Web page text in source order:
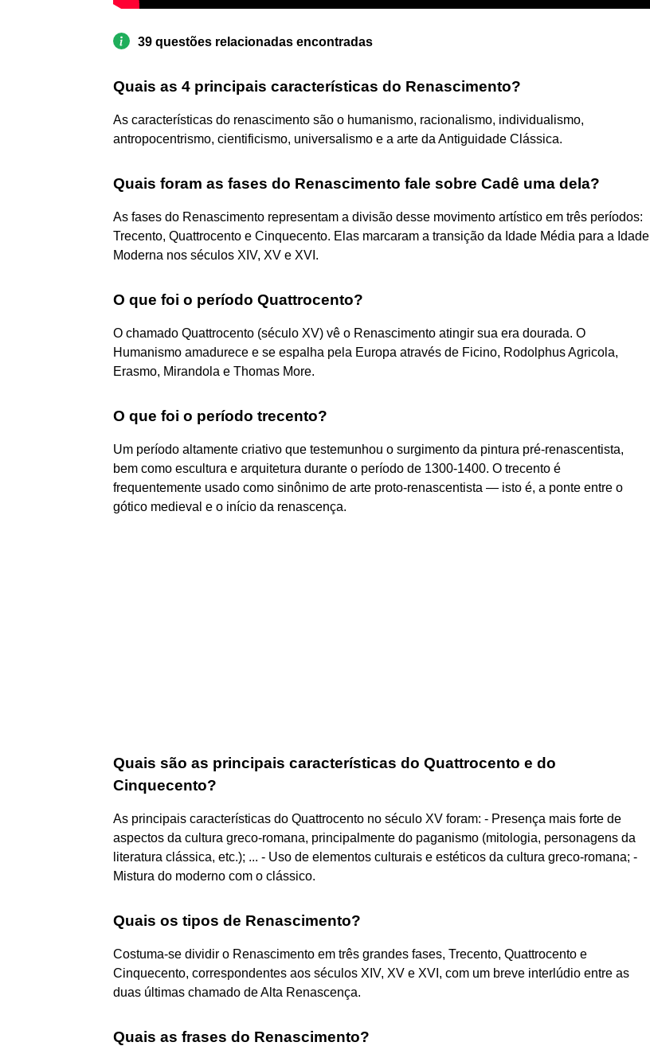
39 questões relacionadas encontradas
Quais as 4 principais características do Renascimento?
As características do renascimento são o humanismo, racionalismo, individualismo,
antropocentrismo, cientificismo, universalismo e a arte da Antiguidade Clássica.
Quais foram as fases do Renascimento fale sobre Cadê uma dela?
As fases do Renascimento representam a divisão desse movimento artístico em três períodos:
Trecento, Quattrocento e Cinquecento. Elas marcaram a transição da Idade Média para a Idade
Moderna nos séculos XIV, XV e XVI.
O que foi o período Quattrocento?
O chamado Quattrocento (século XV) vê o Renascimento atingir sua era dourada. O
Humanismo amadurece e se espalha pela Europa através de Ficino, Rodolphus Agricola,
Erasmo, Mirandola e Thomas More.
O que foi o período trecento?
Um período altamente criativo que testemunhou o surgimento da pintura pré-renascentista,
bem como escultura e arquitetura durante o período de 1300-1400. O trecento é
frequentemente usado como sinônimo de arte proto-renascentista — isto é, a ponte entre o
gótico medieval e o início da renascença.
Quais são as principais características do Quattrocento e do
Cinquecento?
As principais características do Quattrocento no século XV foram: - Presença mais forte de
aspectos da cultura greco-romana, principalmente do paganismo (mitologia, personagens da
literatura clássica, etc.); ... - Uso de elementos culturais e estéticos da cultura greco-romana; -
Mistura do moderno com o clássico.
Quais os tipos de Renascimento?
Costuma-se dividir o Renascimento em três grandes fases, Trecento, Quattrocento e
Cinquecento, correspondentes aos séculos XIV, XV e XVI, com um breve interlúdio entre as
duas últimas chamado de Alta Renascença.
Quais as frases do Renascimento?